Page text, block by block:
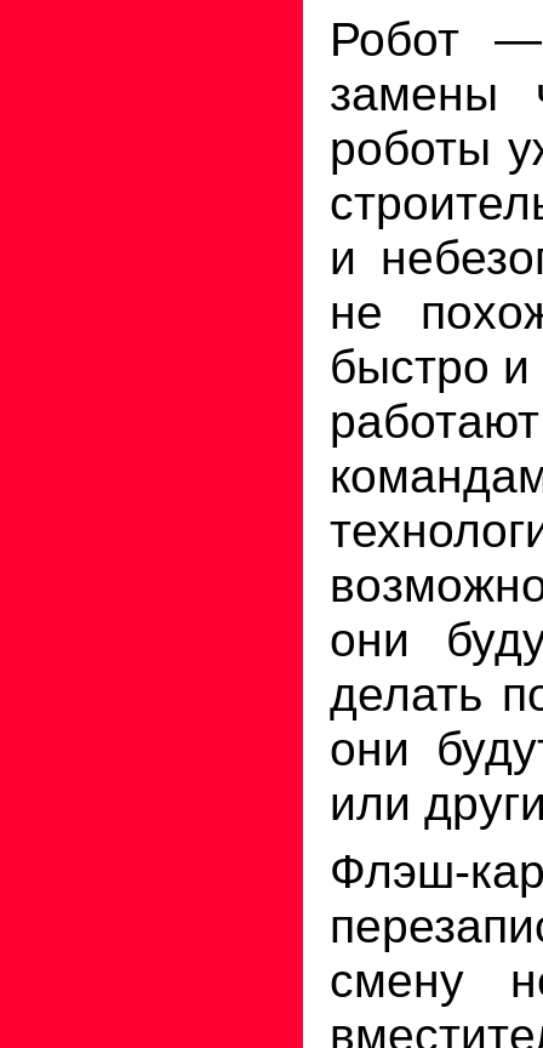
Робот —
замены
роботы
и
не
быстро и
они
делать
они
или
Флэш-
смену